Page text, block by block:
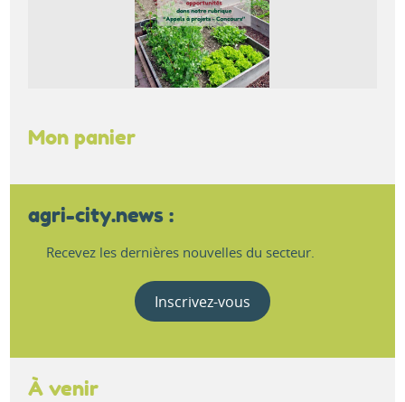
Mon panier
agri-city.news :
Recevez les dernières nouvelles du secteur.
Inscrivez-vous
À venir